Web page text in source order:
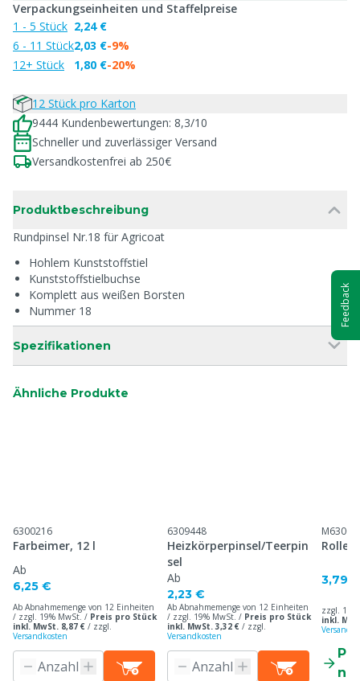
Verpackungseinheiten und Staffelpreise
1 - 5 Stück
6 - 11 Stück
12+ Stück
2,24 €
2,03 €
1,80 €
-9%
-20%
12 Stück pro Karton
9444 Kundenbewertungen: 8,3/10
Schneller und zuverlässiger Versand
Versandkostenfrei ab 250€
Produktbeschreibung
Rundpinsel Nr.18 für Agricoat
Hohlem Kunststoffstiel
Kunststoffstielbuchse
Komplett aus weißen Borsten
Nummer 18
Spezifikationen
Ähnliche Produkte
6300216
Farbeimer, 12 l
Ab
6,25 €
Ab Abnahmemenge von 12 Einheiten
/ zzgl. 19% MwSt. / Preis pro Stück
inkl. MwSt. 8,87 € / zzgl.
Versandkosten
6309448
Heizkörperpinsel/Teerpin
sel
Ab
2,23 €
Ab Abnahmemenge von 12 Einheiten
/ zzgl. 19% MwSt. / Preis pro Stück
inkl. MwSt. 3,32 € / zzgl.
Versandkosten
Roller
3,79 €
zzgl.
inkl.
Feedback